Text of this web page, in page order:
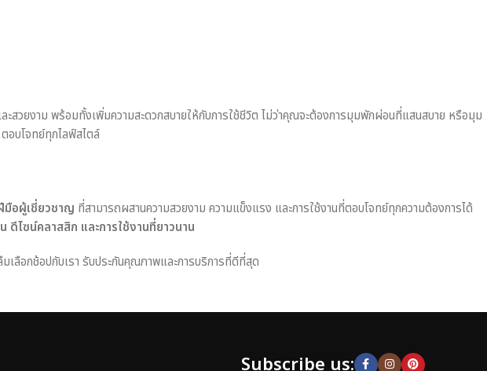
ะสวยงาม พร้อมทั้งเพิ่มความสะดวกสบายให้กับการใช้ชีวิต ไม่ว่าคุณจะต้องการมุมพักผ่อนที่แสนสบาย หรือมุม
อบโจทย์ทุกไลฟ์สไตล์
มือผู้เชี่ยวชาญ ที่สามารถผสานความสวยงาม ความแข็งแรง และการใช้งานที่ตอบโจทย์ทุกความต้องการได้
ดีไซน์คลาสสิก และการใช้งานที่ยาวนาน
มเลือกช้อปกับเรา รับประกันคุณภาพและการบริการที่ดีที่สุด
Subscribe us: